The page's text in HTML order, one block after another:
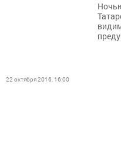
22 октября 2016, 16:00